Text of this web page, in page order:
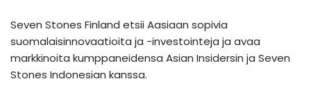
Seven Stones Finland etsii Aasiaan sopivia
suomalaisinnovaatioita ja -investointeja ja avaa
markkinoita kumppaneidensa Asian Insidersin ja Seven
Stones Indonesian kanssa.